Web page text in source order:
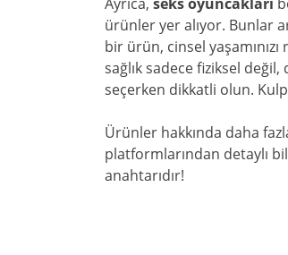
Ayrıca, seks oyuncakları
ürünler yer alıyor. Bunlar
bir ürün, cinsel
sağlık sadece fiziksel
seçerken dikkatli olun.
Ürünler hakkında daha
platformlarından detaylı
anahtarıdır!